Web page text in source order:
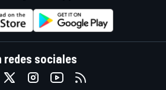
redes sociales